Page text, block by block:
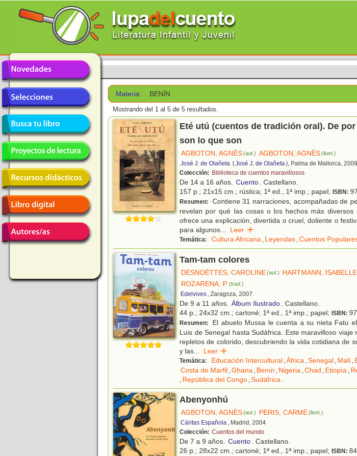
Materia: BENÍN
Mostrando del 1 al 5 de 5 resultados.
Eté utú (cuentos de tradición oral). De
son lo que son
AGBOTON, AGNÈS(aut.) AGBOTON, AGNÈS(ilust.)
José J. de Olañeta (José J. de Olañeta), Palma de Mallorca, 2009
Colección: Biblioteca de cuentos maravillosos
De 14 a 16 años. Cuento. Castellano.
157 p.; 21x15 cm.; rústica; 1ª ed., 1ª imp.; papel; ISBN:
Resumen:
Contiene 31 narraciones, acompañadas de
revelan por qué las cosas o los hechos más
ofrece una explicación, divertida o cruel, doliente o
para algunos... Leer
Temática: Cultura Africana, Leyendas,Cuentos
Tam-tam colores
DESNOËTTES, CAROLINE(aut.) HARTMANN, ISABELLE
ROZARENA, P. (trad.)
Edelvives , Zaragoza, 2007
De 9 a 11 años. Álbum Ilustrado. Castellano.
44 p.; 24x32 cm.; cartoné; 1ª ed., 1ª imp.; papel; ISBN:
Resumen:
El abuelo Mussa le cuenta a su nieta Fatu
Luis de Senegal hasta Sudáfrica. Este maravilloso
repletos de colorido, descubriendo la vida cotidiana de
y las... Leer
Temática: Educación Intercultural,África,Senegal, Malí,
Costa de Marfil,Ghana, Benín , Nigeria,Chad , Etiopía,
, República del Congo,Sudáfrica.
Abenyonhú
AGBOTON, AGNÈS(aut.) PERIS, CARME(ilust.)
Cáritas Española , Madrid, 2004
Colección: Cuentos del mundo
De 7 a 9 años. Cuento. Castellano.
26 p.; 28x22 cm.; cartoné; 1ª ed., 1ª imp.; papel; ISBN: